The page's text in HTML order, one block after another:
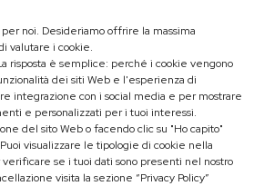
noi. Desideriamo offrire la massima
valutare i cookie.
risposta è semplice: perché i cookie vengono
dei siti Web e l'esperienza di
integrazione con i social media e per mostrare
e personalizzati per i tuoi interessi.
del sito Web o facendo clic su "Ho capito"
visualizzare le tipologie di cookie nella
verificare se i tuoi dati sono presenti nel nostro
visita la sezione “Privacy Policy”